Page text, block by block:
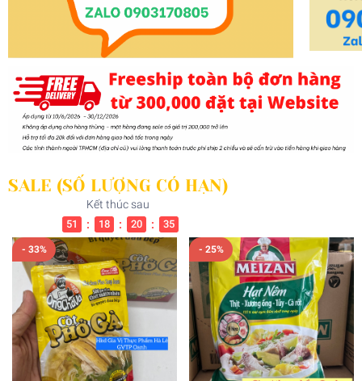
SALE (SỐ LƯỢNG CÓ HẠN)
Kết thúc sau
51 : 18 : 20 : 33
- 33% - 25%